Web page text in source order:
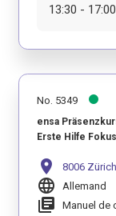
13:30 - 17:00
No. 5349
ensa
Erste Hilfe
location_on 8006 Zürich
language Allemand
library_books Manuel de